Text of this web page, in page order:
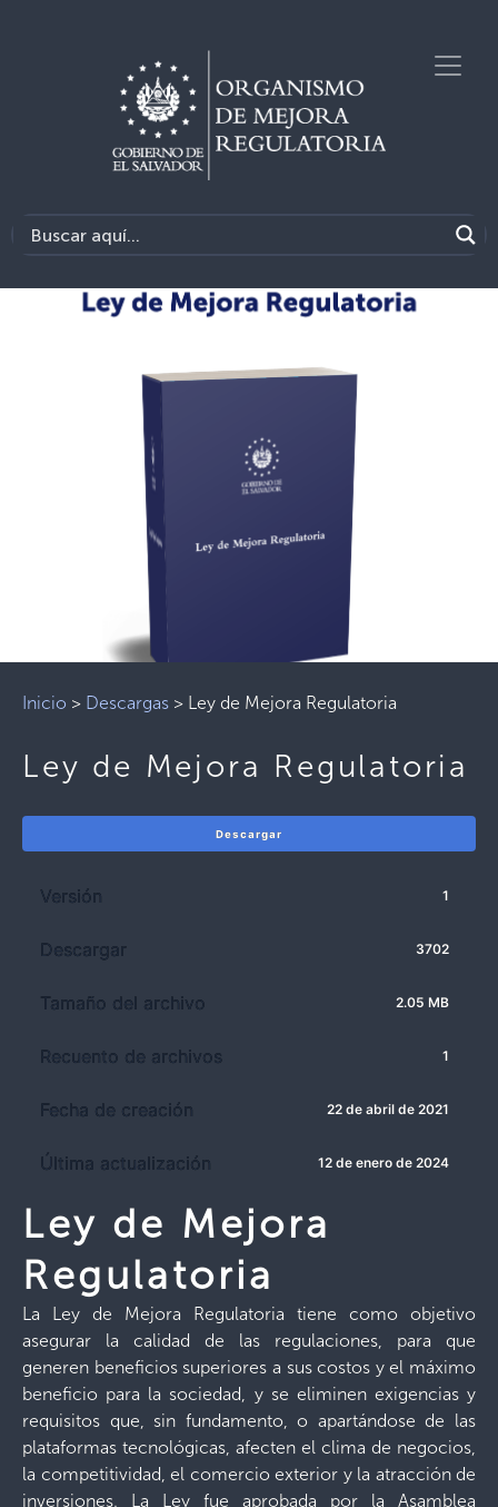
Inicio > Descargas > Ley de Mejora Regulatoria
Ley de Mejora Regulatoria
Descargar
Versión 1
Descargar 3702
Tamaño del archivo 2.05 MB
Recuento de archivos 1
Fecha de creación 22 de abril de 2021
Última actualización 12 de enero de 2024
Ley de Mejora
Regulatoria
La Ley de Mejora Regulatoria tiene como objetivo
asegurar la calidad de las regulaciones, para que
generen beneficios superiores a sus costos y el máximo
beneficio para la sociedad, y se eliminen exigencias y
requisitos que, sin fundamento, o apartándose de las
plataformas tecnológicas, afecten el clima de negocios,
la competitividad, el comercio exterior y la atracción de
inversiones. La Ley fue aprobada por la Asamblea